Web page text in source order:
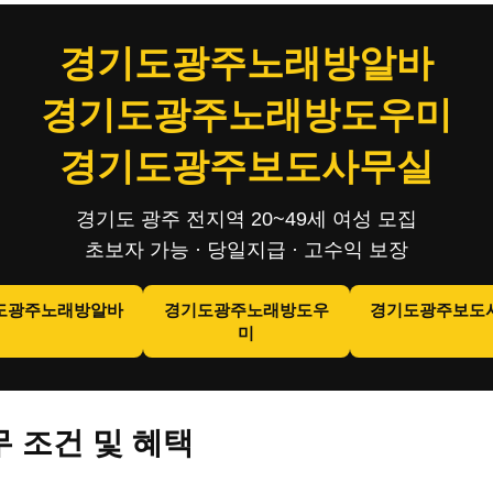
경기도광주노래방알바
경기도광주노래방도우미
경기도광주보도사무실
경기도 광주 전지역 20~49세 여성 모집
초보자 가능 · 당일지급 · 고수익 보장
광주노래방알바
경기도광주노래방도우
미
경기도광주보도
조건 및 혜택